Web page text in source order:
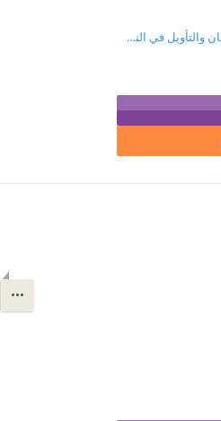
الرؤية والأداة : جماليات المكان والزمان والتأويل في النص الأدبي